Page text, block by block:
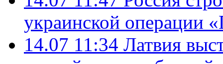
украинской операции
14.07 11:34 Латвия